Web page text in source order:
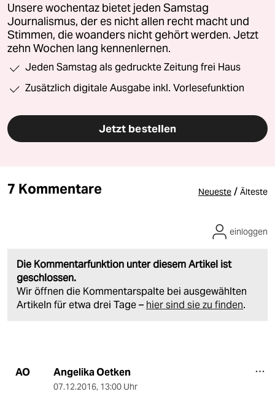
Unsere wochentaz bietet jeden Samstag
Journalismus, der es nicht allen recht macht und
Stimmen, die woanders nicht gehört werden. Jetzt
zehn Wochen lang kennenlernen.
Jeden Samstag als gedruckte Zeitung frei Haus
Zusätzlich digitale Ausgabe inkl. Vorlesefunktion
Jetzt bestellen
7 Kommentare Neueste / Älteste
Die Kommentarfunktion unter diesem Artikel ist
geschlossen.
Wir öffnen die Kommentarspalte bei ausgewählten
Artikeln für etwa drei Tage – hier sind sie zu finden.
einloggen
AO Angelika Oetken
07.12.2016, 13:00 Uhr